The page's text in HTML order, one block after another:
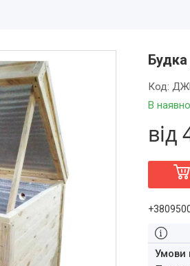
В
Код:
від